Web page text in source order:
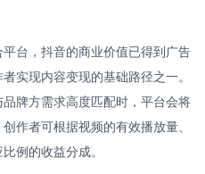
台，抖音的商业价值已得到广告
实现内容变现的基础路径之一。
牌方需求高度匹配时，平台会将
作者可根据视频的有效播放量、
例的收益分成。